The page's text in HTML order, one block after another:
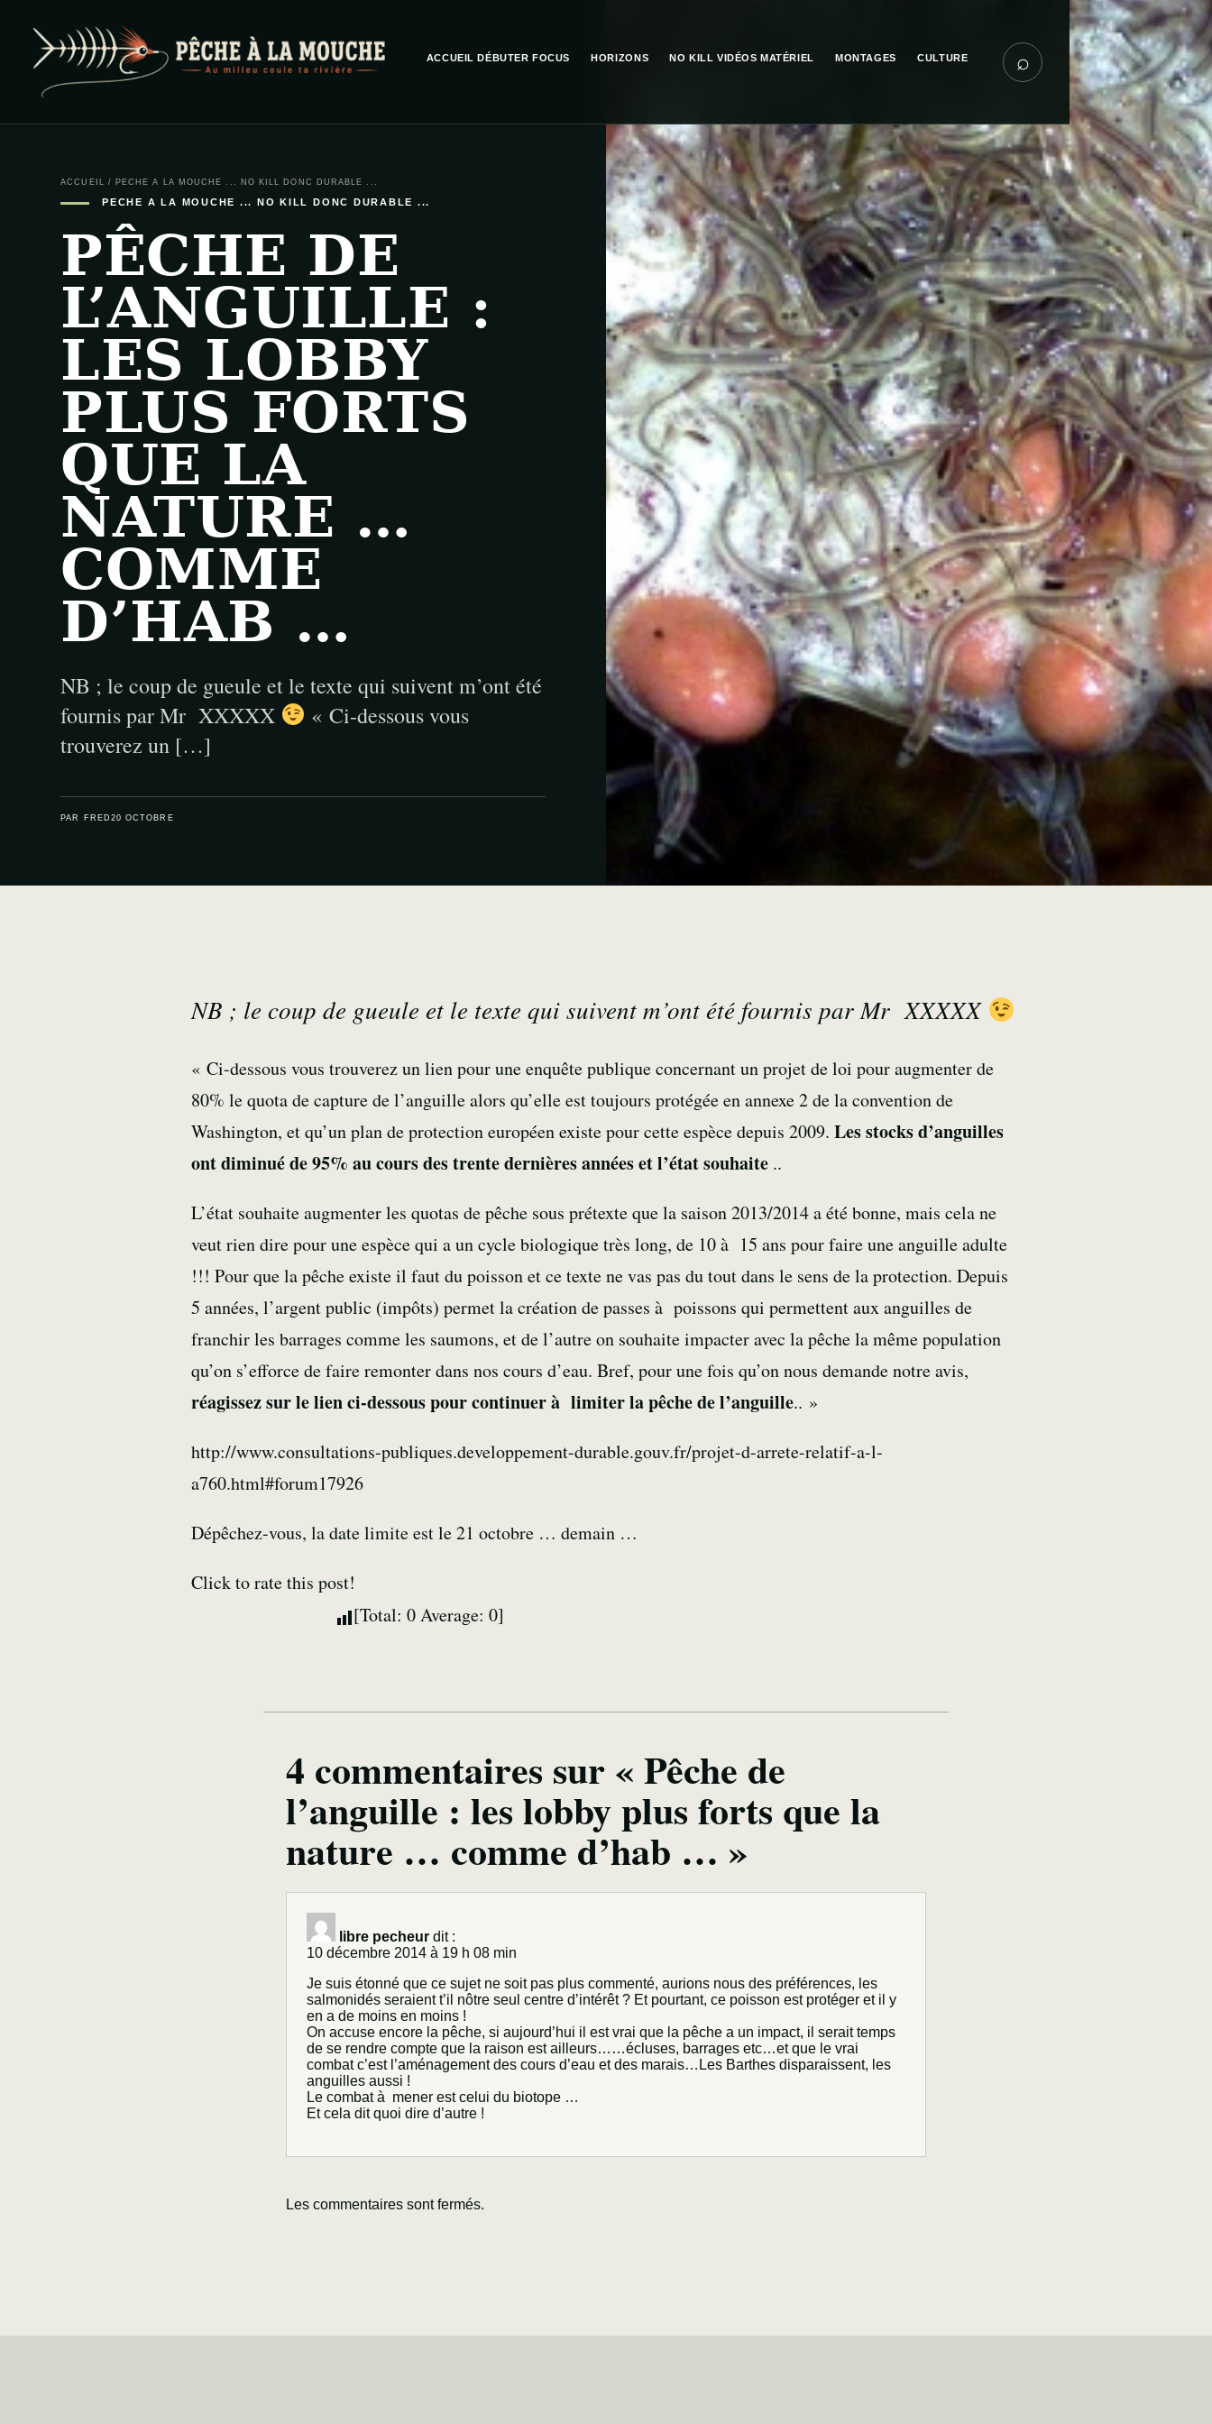
PECHE A LA MOUCHE
ACCUEIL DÉBUTER FOCUS HORIZONS NO KILL VIDÉOS MATÉRIEL MONTAGES CULTURE ⌕
ACCUEIL / PECHE A LA MOUCHE ... NO KILL DONC DURABLE ...
PECHE A LA MOUCHE ... NO KILL DONC DURABLE ...
PÊCHE DE
L’ANGUILLE :
LES LOBBY
PLUS FORTS
QUE LA
NATURE …
COMME
D’HAB …
NB ; le coup de gueule et le texte qui suivent m’ont été
fournis par Mr XXXXX
« Ci-dessous vous
trouverez un […]
PAR FRED 20 OCTOBRE
NB ; le coup de gueule et le texte qui suivent m’ont été fournis par Mr XXXXX
« Ci-dessous vous trouverez un lien pour une enquête publique concernant un projet de loi pour augmenter de
80% le quota de capture de l’anguille alors qu’elle est toujours protégée en annexe 2 de la convention de
Washington, et qu’un plan de protection européen existe pour cette espèce depuis 2009. Les stocks d’anguilles
ont diminué de 95% au cours des trente dernières années et l’état souhaite ..
L’état souhaite augmenter les quotas de pêche sous prétexte que la saison 2013/2014 a été bonne, mais cela ne
veut rien dire pour une espèce qui a un cycle biologique très long, de 10 à 15 ans pour faire une anguille adulte
!!! Pour que la pêche existe il faut du poisson et ce texte ne vas pas du tout dans le sens de la protection. Depuis
5 années, l’argent public (impôts) permet la création de passes à poissons qui permettent aux anguilles de
franchir les barrages comme les saumons, et de l’autre on souhaite impacter avec la pêche la même population
qu’on s’efforce de faire remonter dans nos cours d’eau. Bref, pour une fois qu’on nous demande notre avis,
réagissez sur le lien ci-dessous pour continuer à limiter la pêche de l’anguille.. »
http://www.consultations-publiques.developpement-durable.gouv.fr/projet-d-arrete-relatif-a-l-
a760.html#forum17926
Dépêchez-vous, la date limite est le 21 octobre … demain …
Click to rate this post!
[Total: 0Average: 0]
4 commentaires sur « Pêche de
l’anguille : les lobby plus forts que la
nature … comme d’hab … »
libre pecheur dit :
10 décembre 2014 à 19 h 08 min
Je suis étonné que ce sujet ne soit pas plus commenté, aurions nous des préférences, les
salmonidés seraient t’il nôtre seul centre d’intérêt ? Et pourtant, ce poisson est protéger et il y
en a de moins en moins !
On accuse encore la pêche, si aujourd’hui il est vrai que la pêche a un impact, il serait temps
de se rendre compte que la raison est ailleurs……écluses, barrages etc…et que le vrai
combat c’est l’aménagement des cours d’eau et des marais…Les Barthes disparaissent, les
anguilles aussi !
Le combat à mener est celui du biotope …
Et cela dit quoi dire d’autre !
Les commentaires sont fermés.